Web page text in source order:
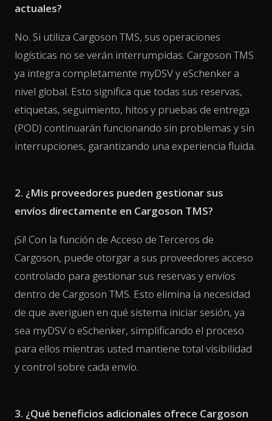
actuales?
No. Si utiliza Cargoson TMS, sus operaciones
logísticas no se verán interrumpidas. Cargoson TMS
ya integra completamente myDSV y eSchenker a
nivel global. Esto significa que todas sus reservas,
etiquetas, seguimiento, hitos y pruebas de entrega
(POD) continuarán funcionando sin problemas y sin
interrupciones, garantizando una experiencia fluida.
2. ¿Mis proveedores pueden gestionar sus
envíos directamente en Cargoson TMS?
¡Sí! Con la función de Acceso de Terceros de
Cargoson, puede otorgar a sus proveedores acceso
controlado para gestionar sus reservas y envíos
dentro de Cargoson TMS. Esto elimina la necesidad
de que averigüen en qué sistema iniciar sesión, ya
sea myDSV o eSchenker, simplificando el proceso
para ellos mientras usted mantiene total visibilidad
y control sobre cada envío.
3. ¿Qué beneficios adicionales ofrece Cargoson